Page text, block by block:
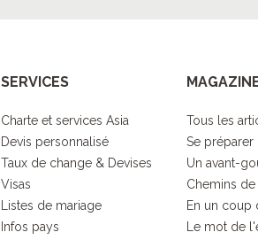
SERVICES
Charte et services Asia
Devis personnalisé
Taux de change & Devises
Visas
Listes de mariage
Infos pays
Tous les
Se préparer
Un avant-
Chemins
En un coup
Le mot de